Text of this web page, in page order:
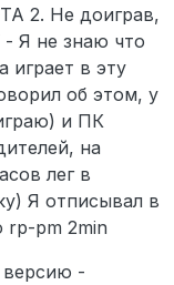
2. Не доиграв,
- Я не знаю что
играет в эту
об этом, у
и ПК
на
лег в
Я отписывал в
rp-pm 2min
версию -